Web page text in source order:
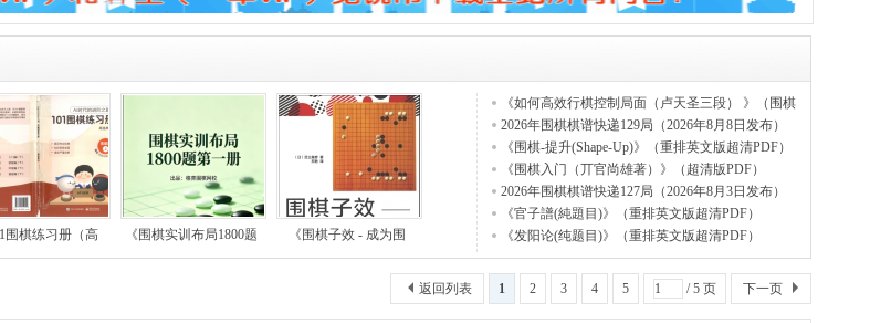
围棋练习册（高 《围棋实训布局1800题 《围棋子效 - 成为围
《如何高效行棋控制局面（卢天圣三段） 》（围棋
视频1
2026年围棋棋谱快递129局（2026年8月8日发布）
《围棋-提升(Shape-Up)》（重排英文版超清PDF）
《围棋入门（丌官尚雄著）》（超清版PDF）
2026年围棋棋谱快递127局（2026年8月3日发布）
《官子譜(純題目)》（重排英文版超清PDF）
《发阳论(纯题目)》（重排英文版超清PDF）
1 2 3 4 5 / 5 页 下一页
返回列表